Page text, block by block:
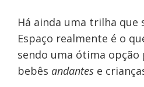
Há ainda uma trilha que
Espaço realmente é o
sendo uma ótima
bebês andantese